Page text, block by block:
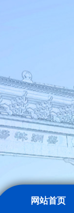
网站首页